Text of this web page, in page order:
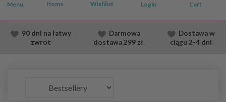
Menu
90 dni na łatwy
zwrot
Darmowa
dostawa299 zł
Dostawaw
ciągu 2-4 dni